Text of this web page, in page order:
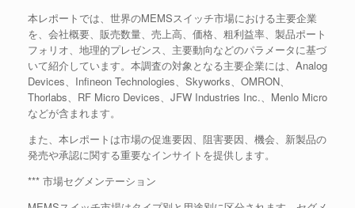
本レポートでは、世界のMEMSスイッチ市場における主要企業
を、会社概要、販売数量、売上高、価格、粗利益率、製品ポート
フォリオ、地理的プレゼンス、主要動向などのパラメータに基づ
いて紹介しています。本調査の対象となる主要企業には、Analog
Devices、Infineon Technologies、Skyworks、OMRON、
Thorlabs、RF Micro Devices、JFW Industries Inc.、Menlo Micro
などが含まれます。
また、本レポートは市場の促進要因、阻害要因、機会、新製品の
発売や承認に関する重要なインサイトを提供します。
*** 市場セグメンテーション